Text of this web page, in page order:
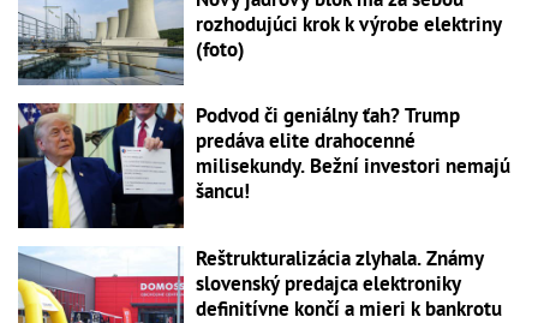
rozhodujúci krok k výrobe elektriny
(foto)
Podvod či geniálny ťah? Trump
predáva elite drahocenné
milisekundy. Bežní investori nemajú
šancu!
Reštrukturalizácia zlyhala. Známy
slovenský predajca elektroniky
definitívne končí a mieri k bankrotu